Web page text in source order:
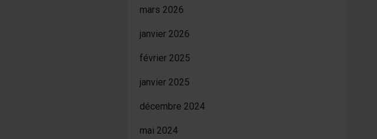
mars 2026
janvier 2026
février 2025
janvier 2025
décembre 2024
mai 2024